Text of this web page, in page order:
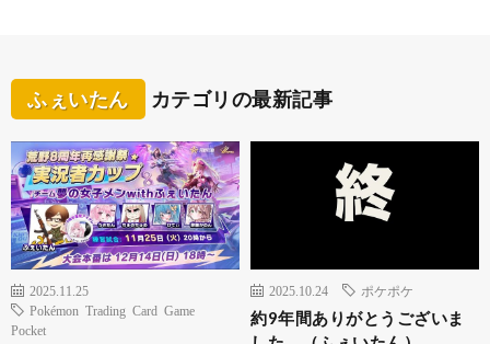
ふぇいたん カテゴリの最新記事
2025.11.25
Pokémon Trading Card Game
Pocket
2025.10.24 ポケポケ
約9年間ありがとうございま